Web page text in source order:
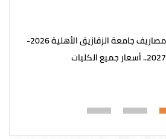
مصاريف جامعة الزقازيق الأهلية 2026-
2027.. أسعار جميع الكليات